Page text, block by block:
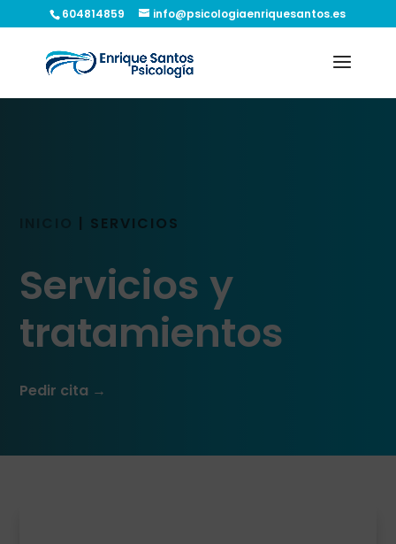
604814859 info@psicologiaenriquesantos.es
| SERVICIOS
Servicios y
tratamientos
Pedir cita →